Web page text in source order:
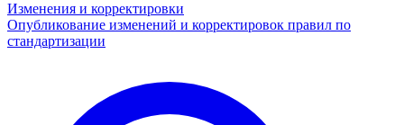
Изменения и корректировки
Опубликование изменений и корректировок правил по
стандартизации